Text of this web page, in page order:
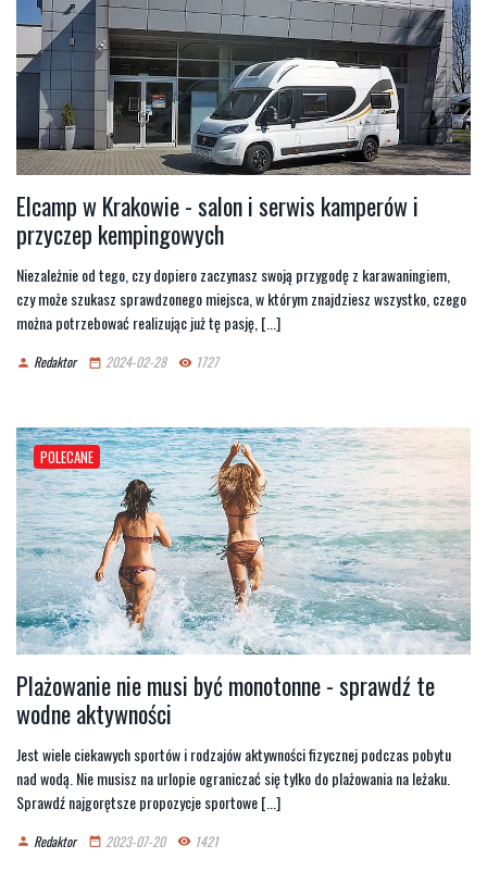
Elcamp w Krakowie - salon i serwis kamperów i
przyczep kempingowych
Niezależnie od tego, czy dopiero zaczynasz swoją przygodę z karawaningiem,
czy może szukasz sprawdzonego miejsca, w którym znajdziesz wszystko, czego
można potrzebować realizując już tę pasję, [...]
person Redaktor date_range 2024-02-28 remove_red_eye 1727
POLECANE
Plażowanie nie musi być monotonne - sprawdź te
wodne aktywności
Jest wiele ciekawych sportów i rodzajów aktywności fizycznej podczas pobytu
nad wodą. Nie musisz na urlopie ograniczać się tylko do plażowania na leżaku.
Sprawdź najgorętsze propozycje sportowe [...]
person Redaktor date_range 2023-07-20 remove_red_eye 1421